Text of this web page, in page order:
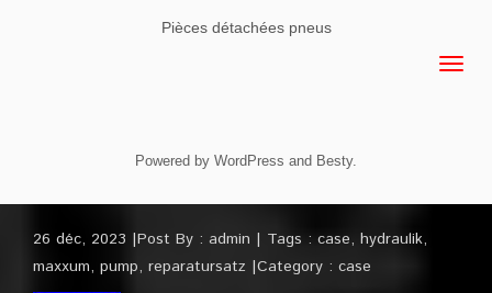
Pièces détachées pneus
Powered by WordPress and Besty.
26 déc, 2023 Post By : admin Tags : case, hydraulik,
maxxum, pump, reparatursatz Category : case